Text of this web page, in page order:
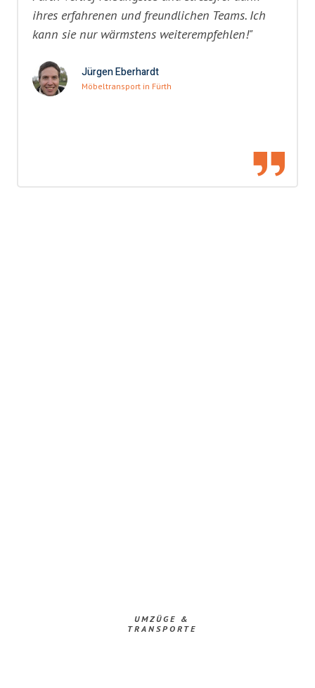
ihres erfahrenen und freundlichen Teams. Ich
kann sie nur wärmstens weiterempfehlen!"
Jürgen Eberhardt
Möbeltransport in Fürth
UMZÜGE &
TRANSPORTE